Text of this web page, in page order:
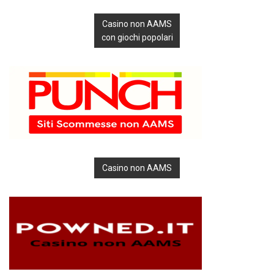
Casino non AAMS
con giochi popolari
Casino non AAMS